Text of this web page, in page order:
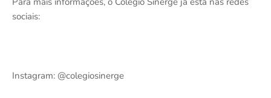
sociais:
Instagram: @colegiosinerge